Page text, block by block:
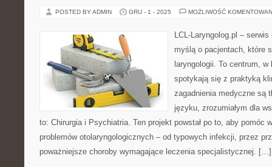
POSTED BY ADMIN GRU - 1 - 2025 MOŻLIWOŚĆ
LCL-Laryngolog.pl –
myślą o pacjentach, które
laryngologii. To centrum,
spotykają się z praktyką
zagadnienia medyczne są
języku, zrozumiałym dla
to: Chirurgia i Psychiatria. Ten projekt powstał po to, aby pomóc
problemów otolaryngologicznych – od typowych infekcji, przez
poważniejsze choroby wymagające leczenia specjalistycznej. […]